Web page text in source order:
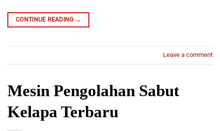
CONTINUE READING →
Leave a comment
Mesin Pengolahan Sabut
Kelapa Terbaru